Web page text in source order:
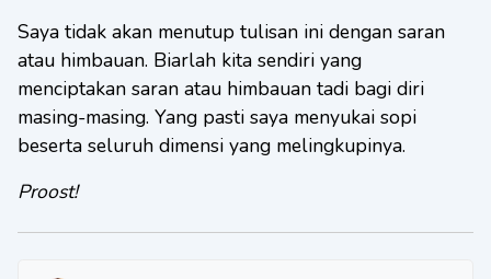
Saya tidak akan menutup tulisan ini dengan saran
atau himbauan. Biarlah kita sendiri yang
menciptakan saran atau himbauan tadi bagi diri
masing-masing. Yang pasti saya menyukai sopi
beserta seluruh dimensi yang melingkupinya.
Proost!